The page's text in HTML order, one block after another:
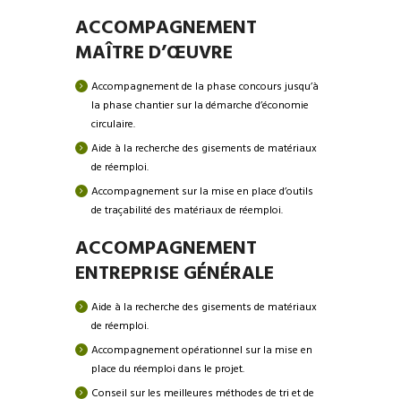
ACCOMPAGNEMENT
MAÎTRE D’ŒUVRE
Accompagnement de la phase concours jusqu’à
la phase chantier sur la démarche d’économie
circulaire.
Aide à la recherche des gisements de matériaux
de réemploi.
Accompagnement sur la mise en place d’outils
de traçabilité des matériaux de réemploi.
ACCOMPAGNEMENT
ENTREPRISE GÉNÉRALE
Aide à la recherche des gisements de matériaux
de réemploi.
Accompagnement opérationnel sur la mise en
place du réemploi dans le projet.
Conseil sur les meilleures méthodes de tri et de